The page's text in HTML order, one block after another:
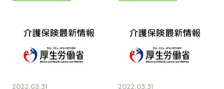
2022.03.31 2022.03.31